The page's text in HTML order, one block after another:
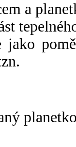
a
jako